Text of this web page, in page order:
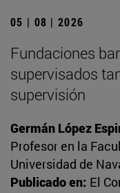
05 | 08 | 2026
Fundaciones
supervisados
supervisión
Germán López
Profesor en la
Universidad de
Publicado en: El